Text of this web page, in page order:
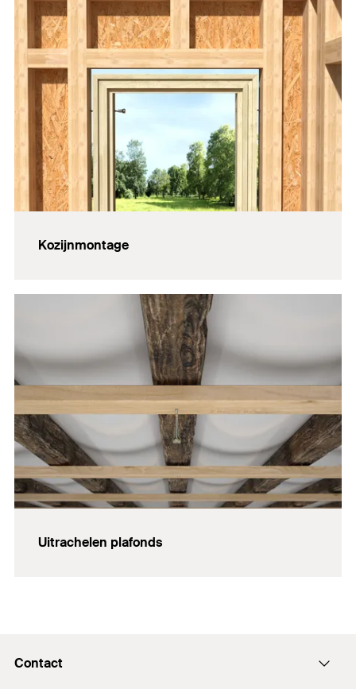
Kozijnmontage
Uitrachelen plafonds
Contact